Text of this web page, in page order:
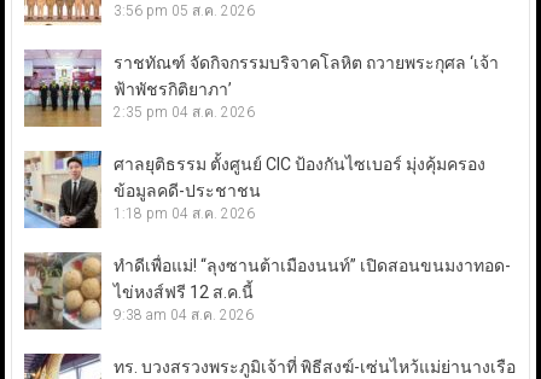
3:56 pm 05 ส.ค. 2026
ราชทัณฑ์ จัดกิจกรรมบริจาคโลหิต ถวายพระกุศล ‘เจ้า
ฟ้าพัชรกิติยาภา’
2:35 pm 04 ส.ค. 2026
ศาลยุติธรรม ตั้งศูนย์ CIC ป้องกันไซเบอร์ มุ่งคุ้มครอง
ข้อมูลคดี-ประชาชน
1:18 pm 04 ส.ค. 2026
ทำดีเพื่อแม่! “ลุงซานต้าเมืองนนท์” เปิดสอนขนมงาทอด-
ไข่หงส์ฟรี 12 ส.ค.นี้
9:38 am 04 ส.ค. 2026
ทร. บวงสรวงพระภูมิเจ้าที่ พิธีสงฆ์-เซ่นไหว้แม่ย่านางเรือ